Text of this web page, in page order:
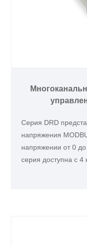
Серия DRD
напряжения
напряжении от 0
серия доступна с